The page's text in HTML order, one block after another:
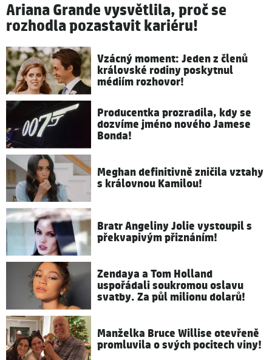
Ariana Grande vysvětlila, proč se
rozhodla pozastavit kariéru!
Vzácný moment: Jeden z členů
královské rodiny poskytnul
médiím rozhovor!
Producentka prozradila, kdy se
dozvíme jméno nového Jamese
Bonda!
Meghan definitivně zničila vztahy
s královnou Kamilou!
Bratr Angeliny Jolie vystoupil s
překvapivým přiznáním!
Zendaya a Tom Holland
uspořádali soukromou oslavu
svatby. Za půl milionu dolarů!
Manželka Bruce Willise otevřeně
promluvila o svých pocitech viny!